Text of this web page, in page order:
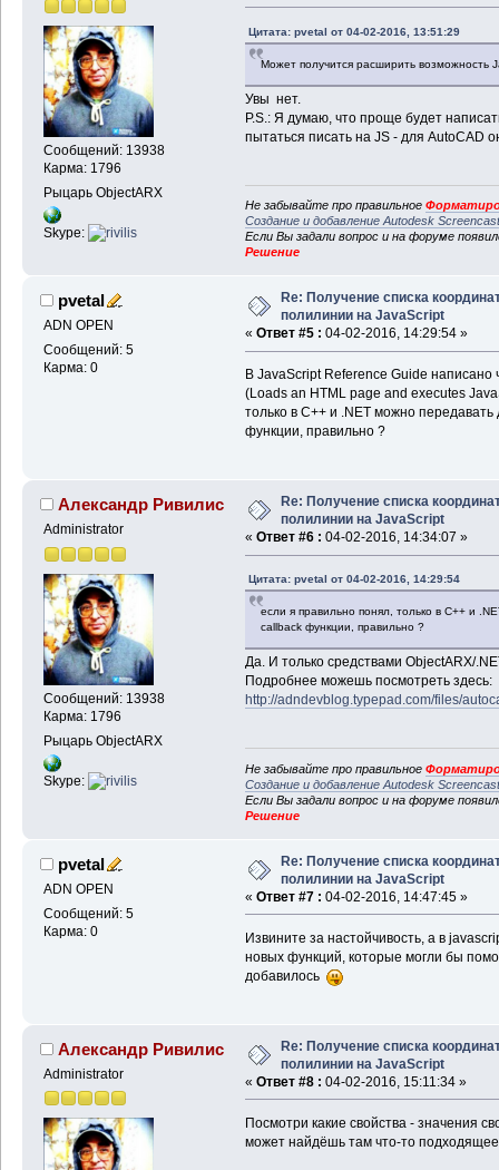
Сообщений: 13938
Карма: 1796
Рыцарь ObjectARX
Skype:
Цитата: pvetal от 04-02-2016, 13:51:29
Может получится расширить возможность
Увы нет.
P.S.: Я думаю, что проще будет
пытаться писать на JS - для AutoCAD
Не забывайте про правильное
Создание и добавление Autodesk
Если Вы задали вопрос и на форуме
Решение
pvetal
ADN OPEN
Сообщений: 5
Карма: 0
Re: Получение списка
полилинии на JavaScript
« Ответ #5 : 04-02-2016, 14:29:54 »
В JavaScript Reference Guide
(Loads an HTML page and executes
только в С++ и .NET можно
функции, правильно ?
Александр Ривилис
Administrator
Сообщений: 13938
Карма: 1796
Рыцарь ObjectARX
Skype:
Re: Получение списка
полилинии на JavaScript
« Ответ #6 : 04-02-2016, 14:34:07 »
Цитата: pvetal от 04-02-2016, 14:29:54
если я правильно понял, только в С++ и
callback функции, правильно ?
Да. И только средствами ObjectARX/
Подробнее можешь посмотреть здесь:
http://adndevblog.typepad.com/files/
Не забывайте про правильное
Создание и добавление Autodesk
Если Вы задали вопрос и на форуме
Решение
pvetal
ADN OPEN
Сообщений: 5
Карма: 0
Re: Получение списка
полилинии на JavaScript
« Ответ #7 : 04-02-2016, 14:47:45 »
Извините за настойчивость, а в
новых функций, которые могли бы
добавилось
Александр Ривилис
Administrator
Re: Получение списка
полилинии на JavaScript
« Ответ #8 : 04-02-2016, 15:11:34 »
Посмотри какие свойства - значения
может найдёшь там что-то